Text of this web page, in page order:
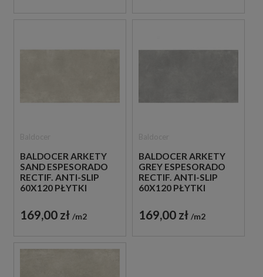
BALDOCER ARKETY
SAND ESPESORADO
RECTIF. ANTI-SLIP
60X120 PŁYTKI
GRESOWE
169,00 zł m2
BALDOCER ARKETY
GREY ESPESORADO
RECTIF. ANTI-SLIP
60X120 PŁYTKI
GRESOWE
169,00 zł m2